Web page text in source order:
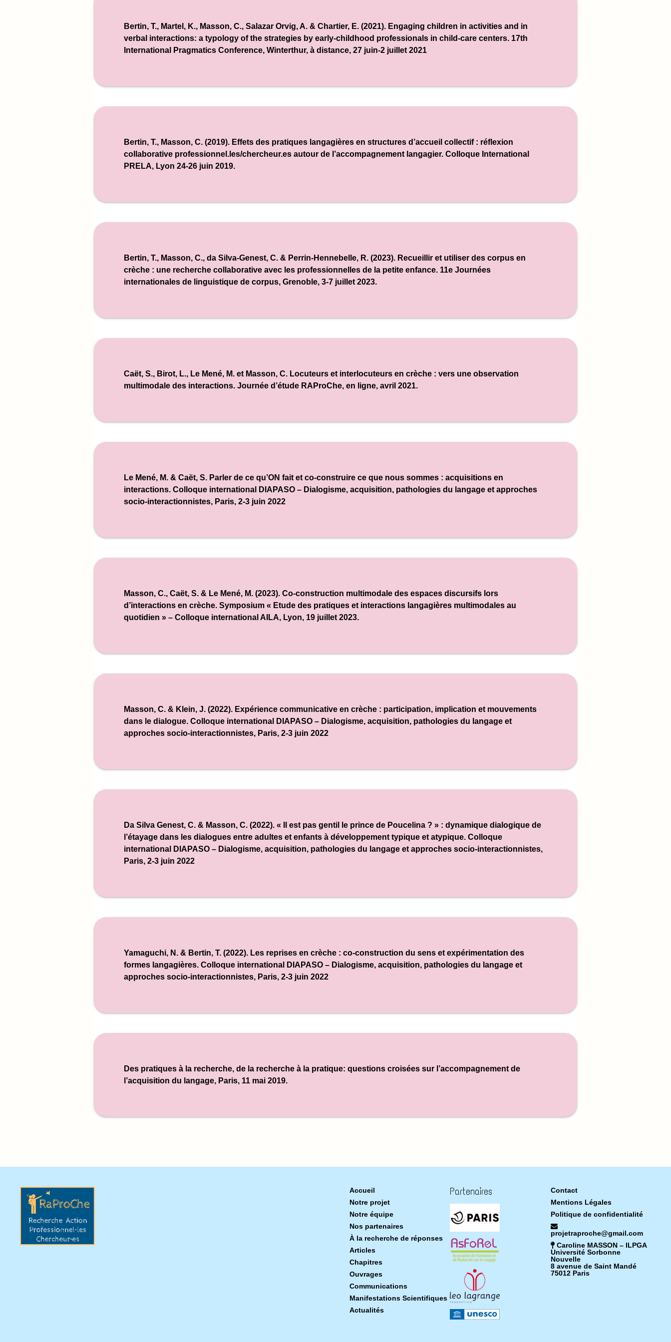
Bertin, T., Martel, K., Masson, C., Salazar Orvig, A. & Chartier, E. (2021). Engaging children in activities and in
verbal interactions: a typology of the strategies by early-childhood professionals in child-care centers. 17th
International Pragmatics Conference, Winterthur, à distance, 27 juin-2 juillet 2021
Bertin, T., Masson, C. (2019). Effets des pratiques langagières en structures d’accueil collectif : réflexion
collaborative professionnel.les/chercheur.es autour de l’accompagnement langagier.Colloque International
PRELA, Lyon 24-26 juin 2019.
Bertin, T., Masson, C., da Silva-Genest, C. & Perrin-Hennebelle, R. (2023). Recueillir et utiliser des corpus en
crèche : une recherche collaborative avec les professionnelles de la petite enfance. 11e Journées
internationales de linguistique de corpus, Grenoble, 3-7 juillet 2023.
Caët, S., Birot, L., Le Mené, M. et Masson, C. Locuteurs et interlocuteurs en crèche : vers une observation
multimodale des interactions.Journée d’étude RAProChe, en ligne, avril 2021.
Le Mené, M. & Caët, S. Parler de ce qu’ON fait et co-construire ce que nous sommes : acquisitions en
interactions.Colloque international DIAPASO – Dialogisme, acquisition, pathologies du langage et approches
socio-interactionnistes, Paris, 2-3 juin 2022
Masson, C., Caët, S. & Le Mené, M. (2023). Co-construction multimodale des espaces discursifs lors
d’interactions en crèche.Symposium « Etude des pratiques et interactions langagières multimodales au
quotidien » – Colloque international AILA, Lyon, 19 juillet 2023.
Masson, C. & Klein, J. (2022). Expérience communicative en crèche : participation, implication et mouvements
dans le dialogue.Colloque international DIAPASO – Dialogisme, acquisition, pathologies du langage et
approches socio-interactionnistes, Paris, 2-3 juin 2022
Da Silva Genest, C. & Masson, C. (2022). « Il est pas gentil le prince de Poucelina ? » : dynamique dialogique de
l’étayage dans les dialogues entre adultes et enfants à développement typique et atypique. Colloque
international DIAPASO – Dialogisme, acquisition, pathologies du langage et approches socio-interactionnistes,
Paris, 2-3 juin 2022
Yamaguchi, N. & Bertin, T. (2022). Les reprises en crèche : co-construction du sens et expérimentation des
formes langagières.Colloque international DIAPASO – Dialogisme, acquisition, pathologies du langage et
approches socio-interactionnistes, Paris, 2-3 juin 2022
Des pratiques à la recherche, de la recherche à la pratique: questions croisées sur l’accompagnement de
l’acquisition du langage, Paris, 11 mai 2019.
Accueil
Notre projet
Notre équipe
Nos partenaires
À la recherche de réponses
Articles
Chapitres
Ouvrages
Communications
Manifestations Scientifiques
Actualités
Partenaires
Contact
Mentions Légales
Politique de confidentialité
projetraproche@gmail.com
Caroline MASSON – ILPGA
Université Sorbonne
Nouvelle
8 avenue de Saint Mandé
75012 Paris